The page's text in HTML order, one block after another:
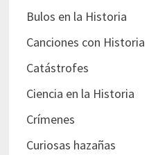
Bulos en la Historia
Canciones con Historia
Catástrofes
Ciencia en la Historia
Crímenes
Curiosas hazañas